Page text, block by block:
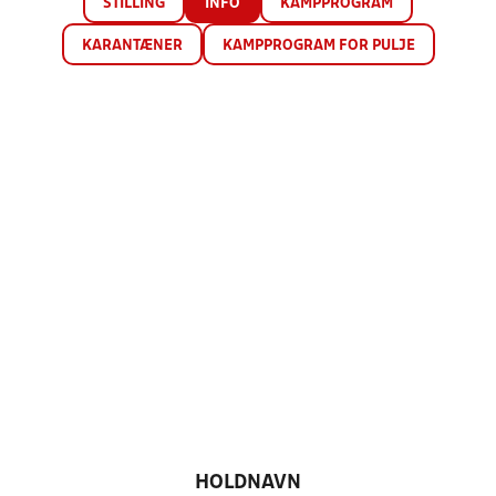
STILLING INFO KAMPPROGRAM
KARANTÆNER KAMPPROGRAM FOR PULJE
HOLDNAVN